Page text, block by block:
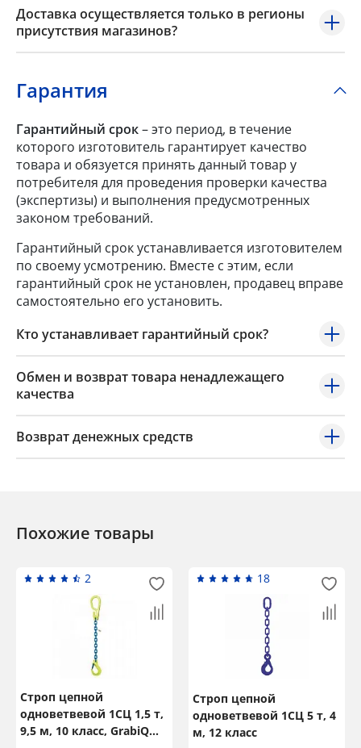
Доставка осуществляется только в регионы
присутствия магазинов?
Гарантия
Гарантийный срок– это период, в течение
которого изготовитель гарантирует качество
товара и обязуется принять данный товар у
потребителя для проведения проверки качества
(экспертизы) и выполнения предусмотренных
законом требований.
Гарантийный срок устанавливается изготовителем
по своему усмотрению. Вместе с этим, если
гарантийный срок не установлен, продавец вправе
самостоятельно его установить.
Кто устанавливает гарантийный срок?
Обмен и возврат товара ненадлежащего
качества
Возврат денежных средств
Похожие товары
2
Строп цепной
одноветвевой 1СЦ 1,5 т,
9,5 м, 10 класс, GrabiQ
18
Строп цепной
одноветвевой 1СЦ 5 т, 4
м, 12 класс